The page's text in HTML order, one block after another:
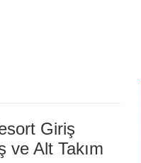
Giriş
ve Alt Takım